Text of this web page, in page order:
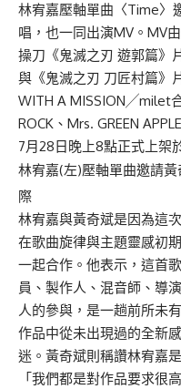
林宥嘉壓軸單曲〈Time〉
唱，也一同出演MV。MV
操刀《鬼滅之刃 遊郭篇》
與《鬼滅之刃 刀匠村篇》
WITH A MISSION╱milet
ROCK、Mrs. GREEN
7月28日晚上8點正式上架
林宥嘉(左)壓軸單曲邀請
際
林宥嘉與黃奇斌是因為這
在歌曲旋律與主題靈感初
一起合作。他表示，這首
員、製作人、混音師、導
人的參與，是一趟前所未
作品中從未出現過的全新
迷。黃奇斌則稱讚林宥嘉
「我們都是對作品要求很